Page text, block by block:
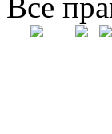
Все